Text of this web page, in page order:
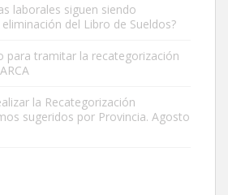
laborales siguen siendo
del Libro de Sueldos?
para tramitar la recategorización
la Recategorización
sugeridos por Provincia. Agosto